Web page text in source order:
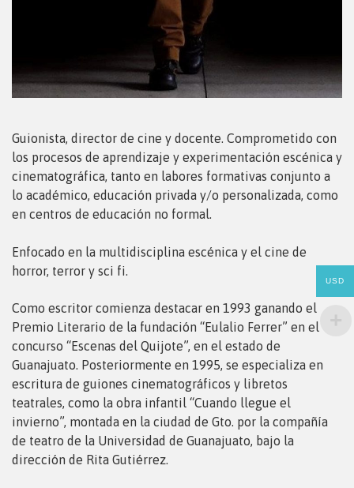
Guionista, director de cine y docente. Comprometido con
los procesos de aprendizaje y experimentación escénica y
cinematográfica, tanto en labores formativas conjunto a
lo académico, educación privada y/o personalizada, como
en centros de educación no formal.
Enfocado en la multidisciplina escénica y el cine de
horror, terror y sci fi.
Como escritor comienza destacar en 1993 ganando el
Premio Literario de la fundación “Eulalio Ferrer” en el
concurso “Escenas del Quijote”, en el estado de
Guanajuato. Posteriormente en 1995, se especializa en
escritura de guiones cinematográficos y libretos
teatrales, como la obra infantil “Cuando llegue el
invierno”, montada en la ciudad de Gto. por la compañía
de teatro de la Universidad de Guanajuato, bajo la
dirección de Rita Gutiérrez.
USD